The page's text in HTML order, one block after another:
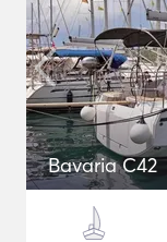
Bavaria C42